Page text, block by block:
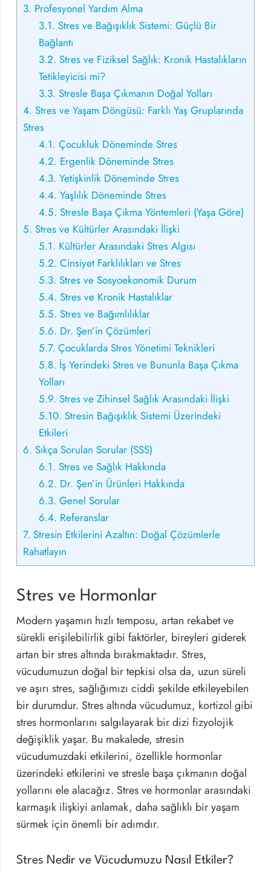
3. Profesyonel Yardım Alma
3.1. Stres ve Bağışıklık Sistemi: Güçlü Bir
Bağlantı
3.2. Stres ve Fiziksel Sağlık: Kronik Hastalıkların
Tetikleyicisi mi?
3.3. Stresle Başa Çıkmanın Doğal Yolları
4. Stres ve Yaşam Döngüsü: Farklı Yaş Gruplarında
Stres
4.1. Çocukluk Döneminde Stres
4.2. Ergenlik Döneminde Stres
4.3. Yetişkinlik Döneminde Stres
4.4. Yaşlılık Döneminde Stres
4.5. Stresle Başa Çıkma Yöntemleri (Yaşa Göre)
5. Stres ve Kültürler Arasındaki İlişki
5.1. Kültürler Arasındaki Stres Algısı
5.2. Cinsiyet Farklılıkları ve Stres
5.3. Stres ve Sosyoekonomik Durum
5.4. Stres ve Kronik Hastalıklar
5.5. Stres ve Bağımlılıklar
5.6. Dr. Şen’in Çözümleri
5.7. Çocuklarda Stres Yönetimi Teknikleri
5.8. İş Yerindeki Stres ve Bununla Başa Çıkma
Yolları
5.9. Stres ve Zihinsel Sağlık Arasındaki İlişki
5.10. Stresin Bağışıklık Sistemi Üzerindeki
Etkileri
6. Sıkça Sorulan Sorular (SSS)
6.1. Stres ve Sağlık Hakkında
6.2. Dr. Şen’in Ürünleri Hakkında
6.3. Genel Sorular
6.4. Referanslar
7. Stresin Etkilerini Azaltın: Doğal Çözümlerle
Rahatlayın
Stres ve Hormonlar
Modern yaşamın hızlı temposu, artan rekabet ve
sürekli erişilebilirlik gibi faktörler, bireyleri giderek
artan bir stres altında bırakmaktadır. Stres,
vücudumuzun doğal bir tepkisi olsa da, uzun süreli
ve aşırı stres, sağlığımızı ciddi şekilde etkileyebilen
bir durumdur. Stres altında vücudumuz, kortizol gibi
stres hormonlarını salgılayarak bir dizi fizyolojik
değişiklik yaşar. Bu makalede, stresin
vücudumuzdaki etkilerini, özellikle hormonlar
üzerindeki etkilerini ve stresle başa çıkmanın doğal
yollarını ele alacağız. Stres ve hormonlar arasındaki
karmaşık ilişkiyi anlamak, daha sağlıklı bir yaşam
sürmek için önemli bir adımdır.
Stres Nedir ve Vücudumuzu Nasıl Etkiler?